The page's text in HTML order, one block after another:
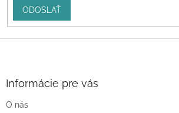
ODOSLAŤ
Informácie pre vás
O nás